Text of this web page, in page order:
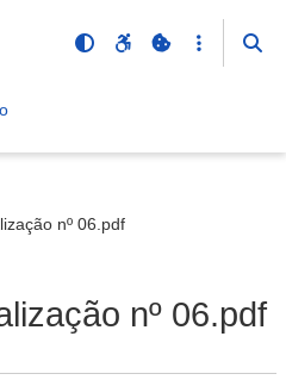
nº 06.pdf
nº 06.pdf